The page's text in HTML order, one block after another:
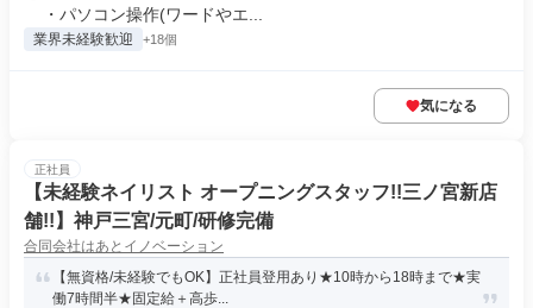
・パソコン操作(ワードやエ...
業界未経験歓迎 +18個
気になる
正社員
【未経験ネイリスト オープニングスタッフ!!三ノ宮新店
舗!!】神戸三宮/元町/研修完備
合同会社はあとイノベーション
【無資格/未経験でもOK】正社員登用あり★10時から18時まで★実
働7時間半★固定給＋高歩...